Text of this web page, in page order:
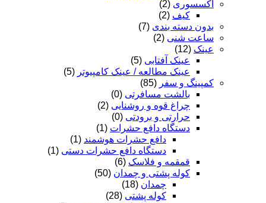
اکسسوری (2)
کیف (2)
بدون دسته بندی (7)
ساعت شنی (2)
عینک (12)
عینک آفتابی (5)
عینک مطالعه / عینک کامپیوتر (5)
کمپینگ و سفر (85)
بالشت مسافرتی (0)
چراغ قوه و روشنایی (2)
حرارتی و برودتی (0)
دستگاه دافع حشرات (1)
دافع حشرات هوشمند (1)
دستگاه دافع حشرات دستی (1)
قمقمه و فلاسک (6)
کوله پشتی و چمدان (50)
چمدان (18)
کوله پشتی (28)